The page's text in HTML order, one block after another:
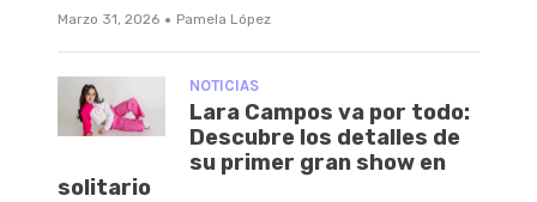
Marzo 31, 2026 · Pamela López
NOTICIAS
Lara Campos va por todo:
Descubre los detalles de
su primer gran show en
solitario